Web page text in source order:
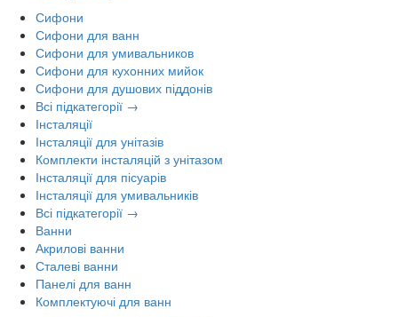
Сифони
Сифони для ванн
Сифони для умивальников
Сифони для кухонних мийок
Сифони для душових піддонів
Всі підкатегорії →
Інсталяції
Інсталяції для унітазів
Комплекти інсталяцій з унітазом
Інсталяції для пісуарів
Інсталяції для умивальників
Всі підкатегорії →
Ванни
Акрилові ванни
Сталеві ванни
Панелі для ванн
Комплектуючі для ванн